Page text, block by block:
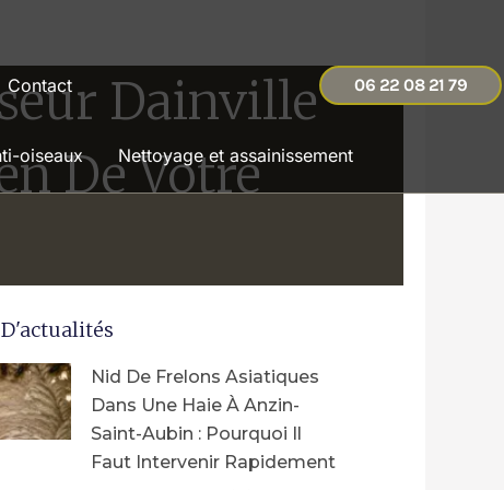
Contact 06 22 08 21 79
oiseaux Nettoyage et assainissement
Dainville
De Votre
Nid De Frelons Asiatiques
Dans Une Haie À Anzin-
Saint-Aubin : Pourquoi Il
Faut Intervenir Rapidement